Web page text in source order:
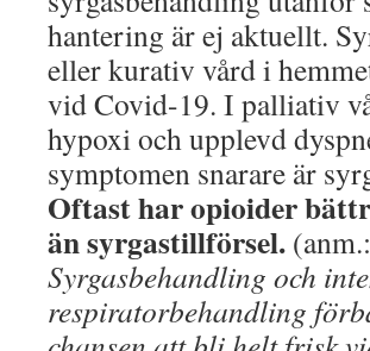
hantering är ej aktuellt.
eller kurativ vård i
vid Covid-19. I palliativ
hypoxi och upplevd
symptomen snarare är
Oftast har opioider
än syrgastillförsel.
Syrgasbehandling och
respiratorbehandling